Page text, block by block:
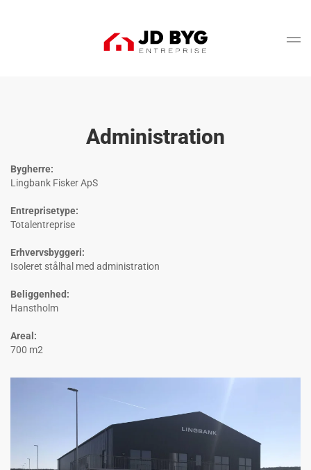
Gå til hovedindhold
Administration
Bygherre:
Lingbank Fisker ApS
Entreprisetype:
Totalentreprise
Erhvervsbyggeri:
Isoleret stålhal med administration
Beliggenhed:
Hanstholm
Areal:
700 m2